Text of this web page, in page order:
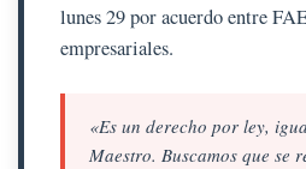
lunes 29 por acuerdo entre
empresariales.
«Es un derecho por ley,
Maestro. Buscamos que se